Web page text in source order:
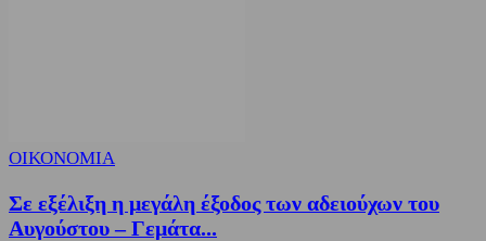
ΟΙΚΟΝΟΜΙΑ
Σε εξέλιξη η μεγάλη έξοδος των αδειούχων του
Αυγούστου – Γεμάτα...